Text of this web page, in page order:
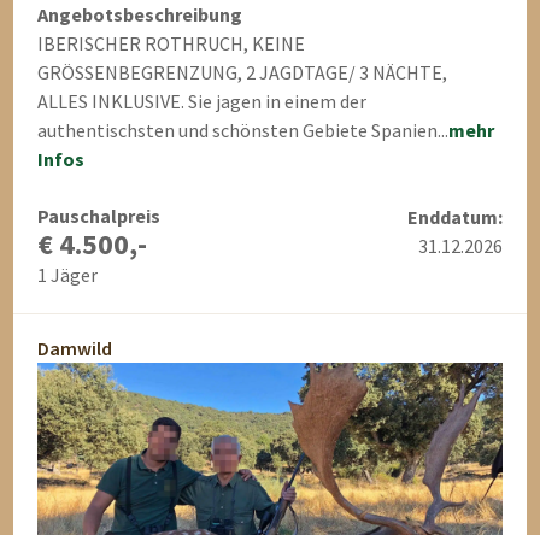
Angebotsbeschreibung
IBERISCHER ROTHRUCH, KEINE
GRÖSSENBEGRENZUNG, 2 JAGDTAGE/ 3 NÄCHTE,
ALLES INKLUSIVE. Sie jagen in einem der
authentischsten und schönsten Gebiete Spanien...mehr
Infos
Pauschalpreis
€ 4.500,-
1 Jäger
Enddatum:
31.12.2026
Damwild